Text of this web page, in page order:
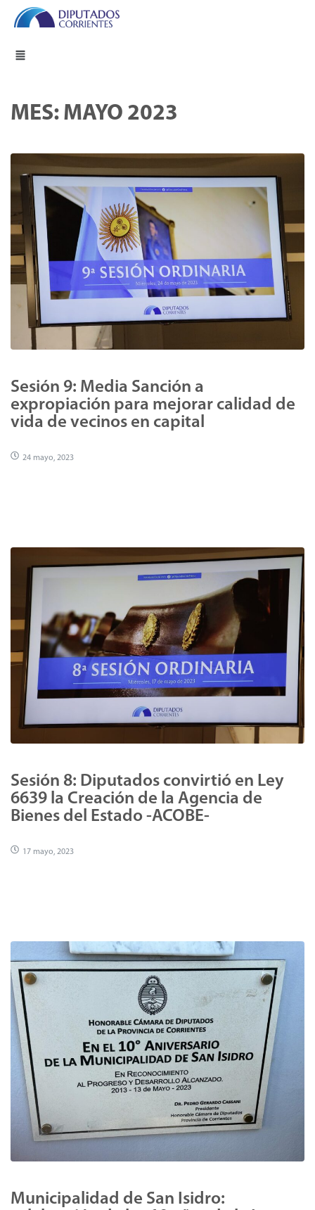
MES: MAYO 2023
Sesión 9: Media Sanción a
expropiación para mejorar calidad de
vida de vecinos en capital
24 mayo, 2023
Sesión 8: Diputados convirtió en Ley
6639 la Creación de la Agencia de
Bienes del Estado -ACOBE-
17 mayo, 2023
Municipalidad de San Isidro: